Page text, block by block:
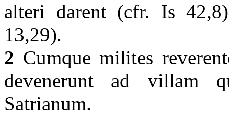
alteri darent (cfr. Is
13,29).
2 Cumque milites
devenerunt ad villam
Satrianum.